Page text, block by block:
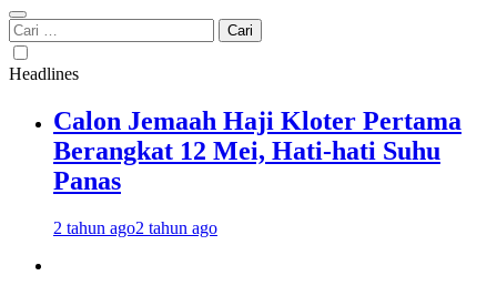
Cari
untuk:
Headlines
Calon Jemaah Haji Kloter Pertama
Berangkat 12 Mei, Hati-hati Suhu
Panas
2 tahun ago2 tahun ago